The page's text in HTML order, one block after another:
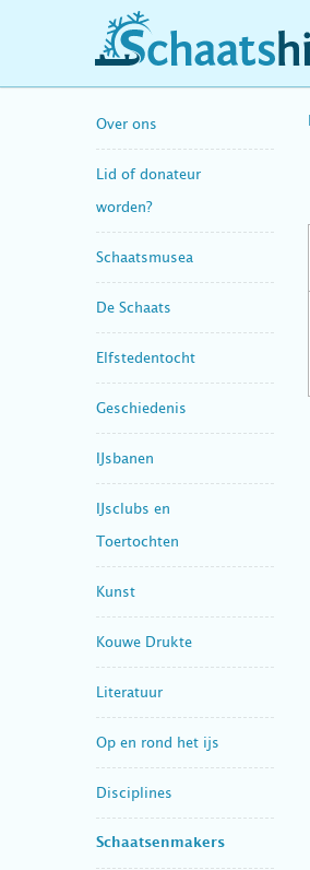
schaatshistorie.nl
Over ons
Lid of donateur
worden?
Schaatsmusea
De Schaats
Elfstedentocht
Geschiedenis
IJsbanen
IJsclubs en
Toertochten
Kunst
Kouwe Drukte
Literatuur
Op en rond het ijs
Disciplines
Schaatsenmakers